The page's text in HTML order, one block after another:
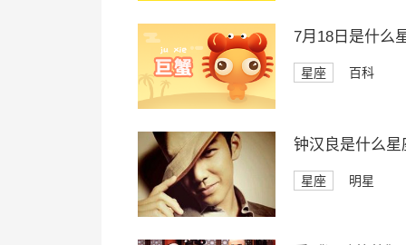
7月18日是什么
星座 百科
钟汉良是什么星
星座 明星